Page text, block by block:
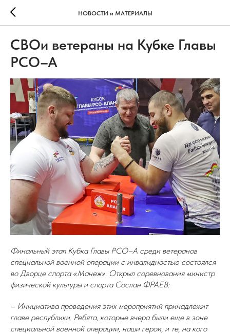
НОВОСТИ и МАТЕРИАЛЫ
СВОи ветераны на Кубке Главы
РСО–А
Финальный этап Кубка Главы РСО–А среди ветеранов
специальной военной операции с инвалидностью состоялся
во Дворце спорта «Манеж». Открыл соревнования министр
физической культуры и спорта Сослан ФРАЕВ:
– Инициатива проведения этих мероприятий принадлежит
главе республики. Ребята, которые вчера были еще в зоне
специальной военной операции, наши герои, и те, на кого